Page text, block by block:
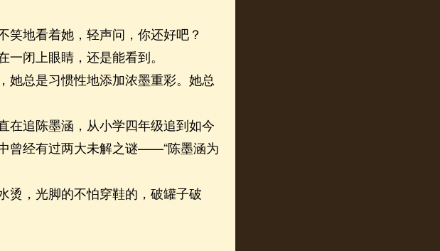
地看着她，轻声问，你还好吧？
闭上眼睛，还是能看到。
总是习惯性地添加浓墨重彩。她总
追陈墨涵，从小学四年级追到如今
曾经有过两大未解之谜——“陈墨涵为
，光脚的不怕穿鞋的，破罐子破